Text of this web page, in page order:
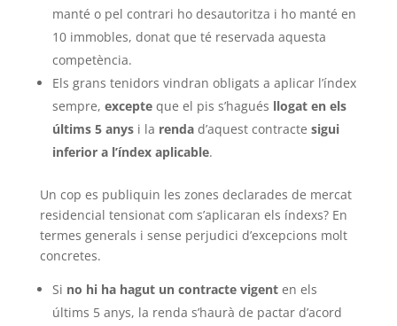
manté o pel contrari ho desautoritza i ho manté en
10 immobles, donat que té reservada aquesta
competència.
Els grans tenidors vindran obligats a aplicar l’índex
sempre, excepteque el pis s’hagués llogat en els
últims 5 anysi la rendad’aquest contracte sigui
inferior a l’índex aplicable.
Un cop es publiquin les zones declarades de mercat
residencial tensionat com s’aplicaran els índexs? En
termes generals i sense perjudici d’excepcions molt
concretes.
Si no hi ha hagut un contracte vigenten els
últims 5 anys, la renda s’haurà de pactar d’acord